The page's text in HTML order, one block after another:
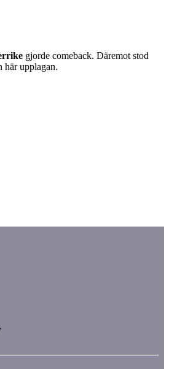
gjorde comeback. Däremot stod
här upplagan.